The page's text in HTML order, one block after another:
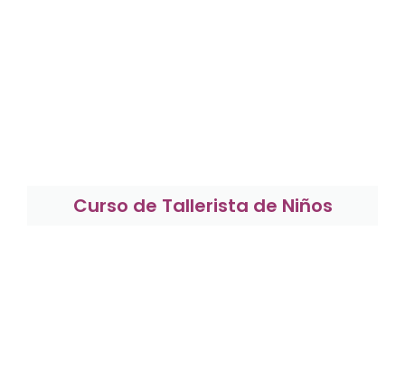
Curso de Tallerista de Niños